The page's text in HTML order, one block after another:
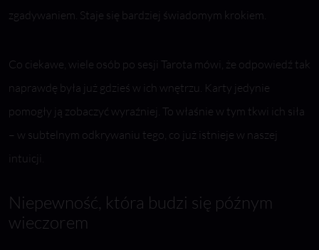
zgadywaniem. Staje się bardziej świadomym krokiem.
Co ciekawe, wiele osób po sesji Tarota mówi, że odpowiedź tak
naprawdę była już gdzieś w ich wnętrzu. Karty jedynie
pomogły ją zobaczyć wyraźniej. To właśnie w tym tkwi ich siła
– w subtelnym odkrywaniu tego, co już istnieje w naszej
intuicji.
Niepewność, która budzi się późnym
wieczorem